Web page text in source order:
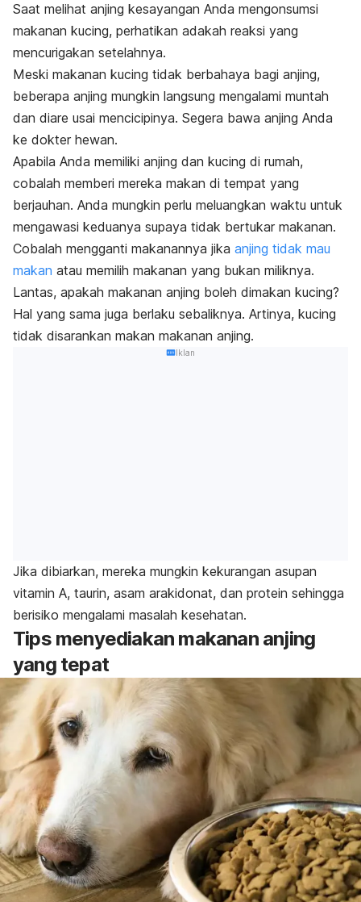
Saat melihat anjing kesayangan Anda mengonsumsi
makanan kucing, perhatikan adakah reaksi yang
mencurigakan setelahnya.
Meski makanan kucing tidak berbahaya bagi anjing,
beberapa anjing mungkin langsung mengalami muntah
dan diare usai mencicipinya. Segera bawa anjing Anda
ke dokter hewan.
Apabila Anda memiliki anjing dan kucing di rumah,
cobalah memberi mereka makan di tempat yang
berjauhan. Anda mungkin perlu meluangkan waktu untuk
mengawasi keduanya supaya tidak bertukar makanan.
Cobalah mengganti makanannya jika anjing tidak mau
makan atau memilih makanan yang bukan miliknya.
Lantas, apakah makanan anjing boleh dimakan kucing?
Hal yang sama juga berlaku sebaliknya. Artinya, kucing
tidak disarankan makan makanan anjing.
Iklan
Jika dibiarkan, mereka mungkin kekurangan asupan
vitamin A, taurin, asam arakidonat, dan protein sehingga
berisiko mengalami masalah kesehatan.
Tips menyediakan makanan anjing
yang tepat